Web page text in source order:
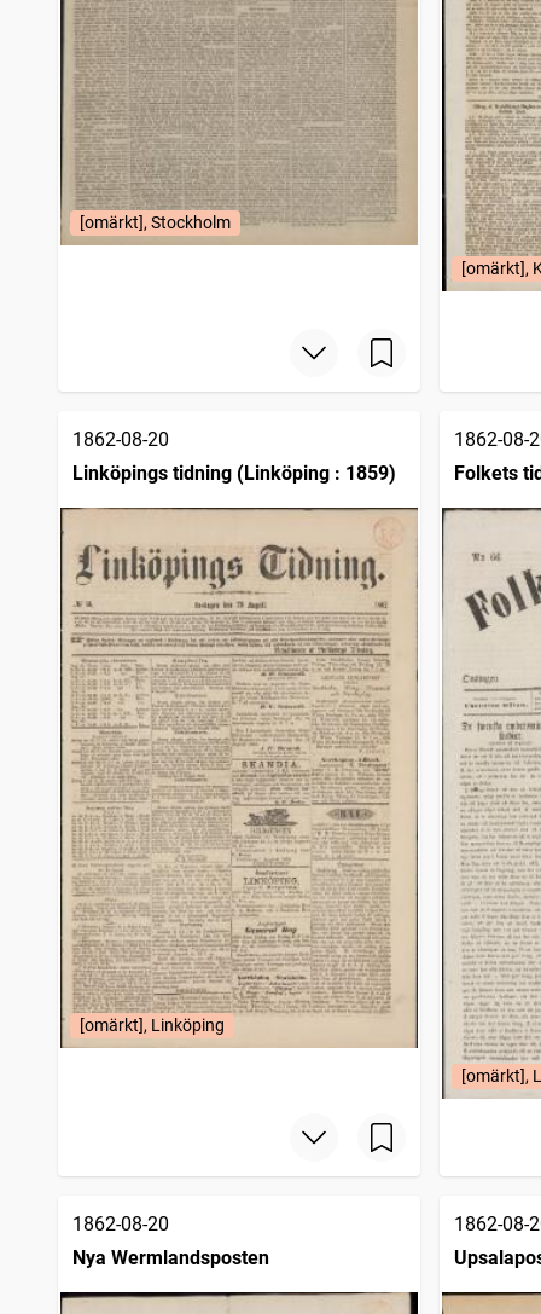
[omärkt], Stockholm
[omärkt],
1862-08-20
Linköpings tidning (Linköping : 1859)
[omärkt], Linköping
1862-08-
Folkets
[omärkt],
1862-08-20
Nya Wermlandsposten
1862-08-